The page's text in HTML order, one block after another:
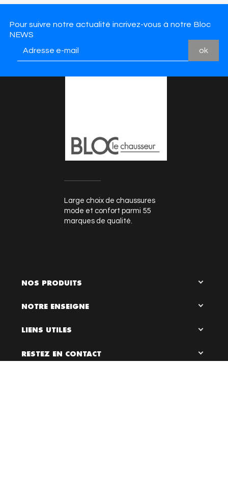
Pour suivre notre actualité incrivez-vous à notre Bloc
NEWS
Large choix de chaussures
mode et confort parmi 55
marques de qualité.
NOS PRODUITS
NOTRE ENSEIGNE
LIENS UTILES
RESTEZ EN CONTACT